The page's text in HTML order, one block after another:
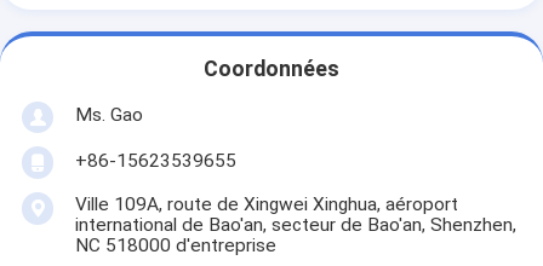
Coordonnées
Ms. Gao
+86-15623539655
Ville 109A, route de Xingwei Xinghua, aéroport
international de Bao'an, secteur de Bao'an, Shenzhen,
NC 518000 d'entreprise